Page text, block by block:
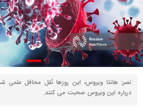
نصر: هانتا ویروس، این روزها نُقل محافل علمی
درباره این ویروس صحبت می کنند.